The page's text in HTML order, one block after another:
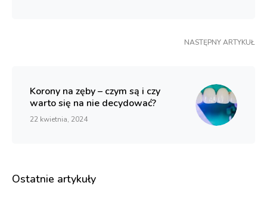
NASTĘPNY ARTYKUŁ
Korony na zęby – czym są i czy
warto się na nie decydować?
22 kwietnia, 2024
Ostatnie artykuły